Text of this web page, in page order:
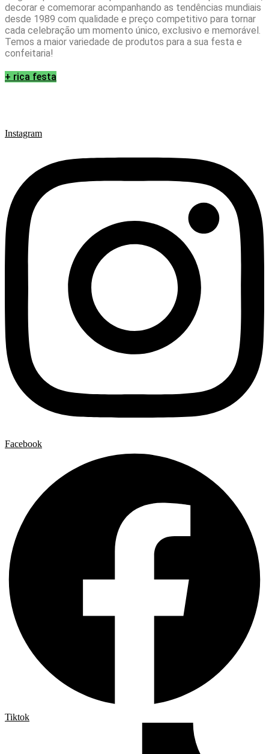
decorar e comemorar acompanhando as tendências mundiais
desde 1989 com qualidade e preço competitivo para tornar
cada celebração um momento único, exclusivo e memorável.
Temos a maior variedade de produtos para a sua festa e
confeitaria!
+ rica festa
Instagram
Facebook
Tiktok